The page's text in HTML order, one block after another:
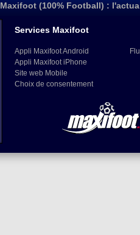
Maxifoot (100% Football) :
Services Maxifoot
Appli Maxifoot Android
Appli Maxifoot iPhone
Site web Mobile
Choix de consentement